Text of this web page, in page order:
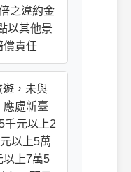
之違約金
以其他景
償責任
遊，未與
應處新臺
千元以上2
以上5萬
上7萬5